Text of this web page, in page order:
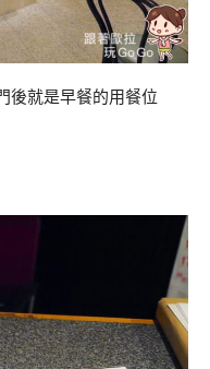
後就是早餐的用餐位